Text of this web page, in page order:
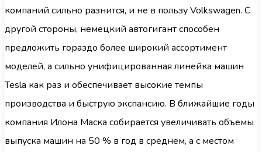
компаний сильно разнится, и не в пользу Volkswagen. С
другой стороны, немецкий автогигант способен
предложить гораздо более широкий ассортимент
моделей, а сильно унифицированная линейка машин
Tesla как раз и обеспечивает высокие темпы
производства и быструю экспансию. В ближайшие годы
компания Илона Маска собирается увеличивать объемы
выпуска машин на 50 % в год в среднем, а с местом